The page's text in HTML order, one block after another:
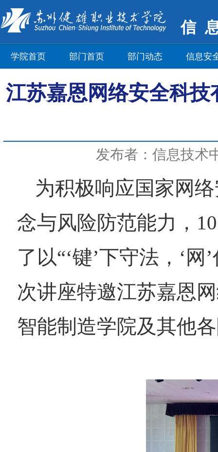
信
学院首页 部门首页 部门动态 信息安
江苏嘉恩网络安全科
发布者：信息技术
为积极响应国家网
念与风险防范能力，
了以“‘键’下守法，‘
次讲座特邀江苏嘉恩
智能制造学院及其他